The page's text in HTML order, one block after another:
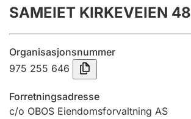
Innsending og forseinkingsgebyr
SAMEIET KIRKEVEIEN 48
Organisasjonsnummer
975 255 646
Forretningsadresse
c/o OBOS Eiendomsforvaltning AS